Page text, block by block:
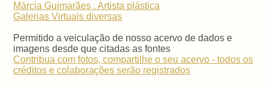
Márcia Guimarães . Artista plástica
Galerias Virtuaisdiversas
Permitido a veiculação de nosso acervo de dados e
imagens desde que citadas as fontes
Contribua com fotos, compartilhe o seu acervo - todos os
créditos e colaborações serão registrados